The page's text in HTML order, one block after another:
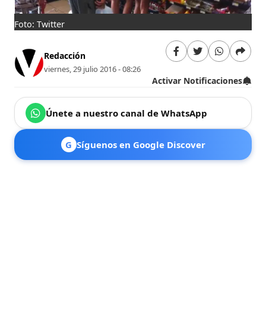
Foto: Twitter
Redacción
viernes, 29 julio 2016 - 08:26
Activar Notificaciones
Únete a nuestro canal de WhatsApp
G Síguenos en Google Discover